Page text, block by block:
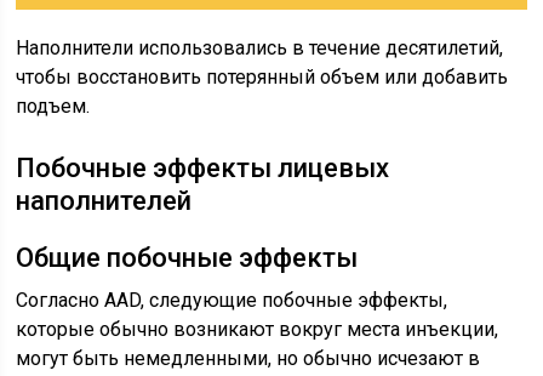
Наполнители использовались в течение десятилетий,
чтобы восстановить потерянный объем или добавить
подъем.
Побочные эффекты лицевых
наполнителей
Общие побочные эффекты
Согласно AAD, следующие побочные эффекты,
которые обычно возникают вокруг места инъекции,
могут быть немедленными, но обычно исчезают в